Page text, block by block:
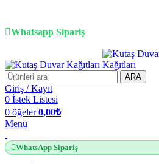
Whatsapp Sipariş
ARA
Giriş / Kayıt
0 İstek Listesi
0 öğeler 0,00₺
Menü
WhatsApp Sipariş